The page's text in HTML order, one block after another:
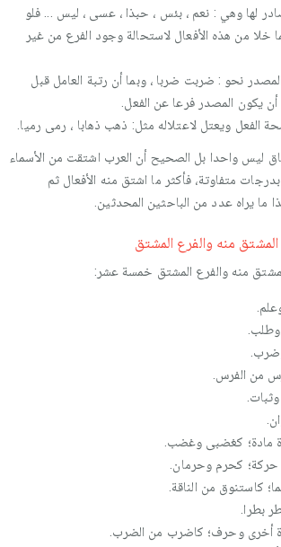
لها وهي : نعم ، بئس ، حبذا ، عسى ، ليس ... فلو
خلا من هذه الأفعال لاستحالة وجود الفرع من غير
نحو : ضربت ضربا ، وبما أن رتبة العامل قبل
يكون المصدر فرعا عن الفعل.
الفعل ويعتل لاعتلاله مثل: ذهب ذهابا ، رمى رميا.
ليس واحدا بل الصحيح أن العرب اشتقت من الأسماء
متفاوتة، فأكثر ما اشتق منه الأفعال ثم
ما يراه عدد من الباحثين المحدثين.
منه والفرع المشتق
منه والفرع المشتق خمسة عشر:
وطلب.
من الفرس.
مادة؛ كغضبى وغضب.
حركة؛ كحرم وحرمان.
كاستنوق من الناقة.
بطرا.
أخرى وحرف؛ كاضرب من الضرب.